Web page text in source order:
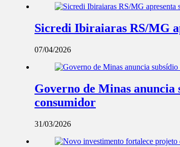
Sicredi Ibiraiaras RS/MG
07/04/2026
Governo de Minas
consumidor
31/03/2026